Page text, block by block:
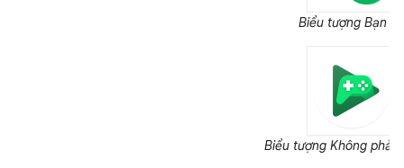
Biểu tượng Bạn bè
Biểu tượng Không phải